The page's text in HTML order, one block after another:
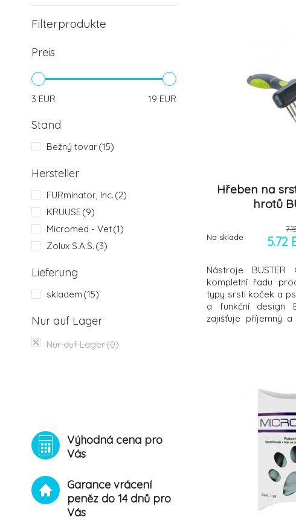
Filterprodukte
Preis
3 EUR 19 EUR
Stand
Bežný tovar(15)
Hersteller
FURminator, Inc. (2)
KRUUSE(9)
Micromed - Vet(1)
Zolux S.A.S. (3)
Lieferung
skladem (15)
Nur auf Lager
Nur auf Lager(0)
Výhodná cena pro
Vás
Garance vrácení
peněz do 14 dnů pro
Vás
Hřeben na
hrotů
Na sklade 5.72
Nástroje BUSTER
kompletní řadu
typy srsti koček a
a funkční design
zajišťuje příjemný